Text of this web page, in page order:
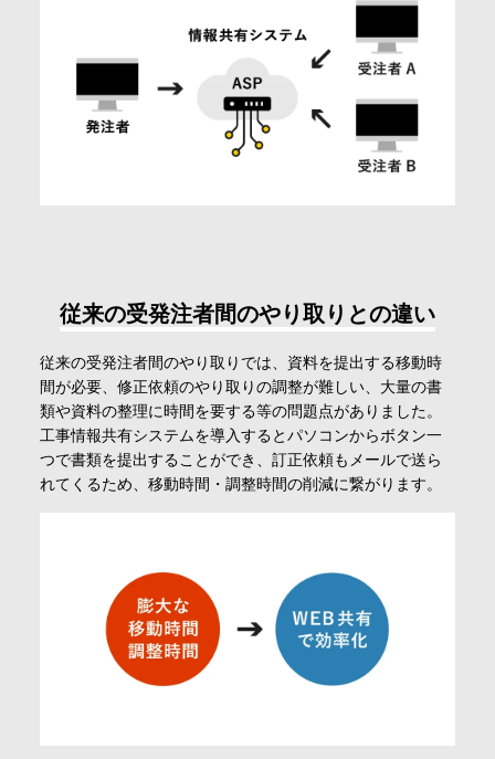
サイト内検索
従来の受発注者間のやり取りとの違い
従来の受発注者間のやり取りでは、資料を提出する移動時
間が必要、修正依頼のやり取りの調整が難しい、大量の書
類や資料の整理に時間を要する等の問題点がありました。
工事情報共有システムを導入するとパソコンからボタン一
つで書類を提出することができ、訂正依頼もメールで送ら
れてくるため、移動時間・調整時間の削減に繋がります。